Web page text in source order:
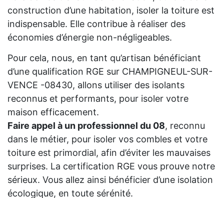
construction d’une habitation, isoler la toiture est
indispensable. Elle contribue à réaliser des
économies d’énergie non-négligeables.
Pour cela, nous, en tant qu’artisan bénéficiant
d’une qualification RGE sur CHAMPIGNEUL-SUR-
VENCE -08430, allons utiliser des isolants
reconnus et performants, pour isoler votre
maison efficacement.
Faire appel à un professionnel du 08, reconnu
dans le métier, pour isoler vos combles et votre
toiture est primordial, afin d’éviter les mauvaises
surprises. La certification RGE vous prouve notre
sérieux. Vous allez ainsi bénéficier d’une isolation
écologique, en toute sérénité.